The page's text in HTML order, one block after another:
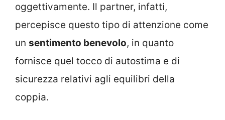
oggettivamente. Il partner, infatti,
percepisce questo tipo di attenzione come
un sentimento benevolo, in quanto
fornisce quel tocco di autostima e di
sicurezza relativi agli equilibri della
coppia.